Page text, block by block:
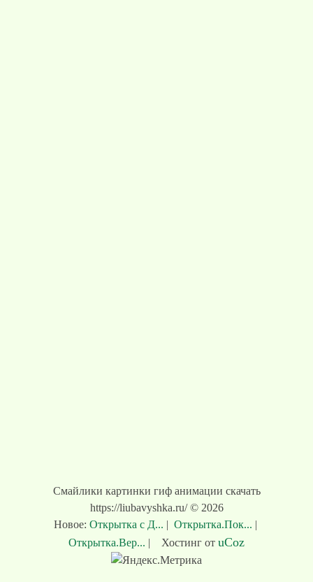
Смайлики картинки гиф анимации скачать
https://liubavyshka.ru/ © 2026
Новое: Открытка с Д... | Открытка.Пок... |
Открытка.Вер... | Хостинг от uCoz